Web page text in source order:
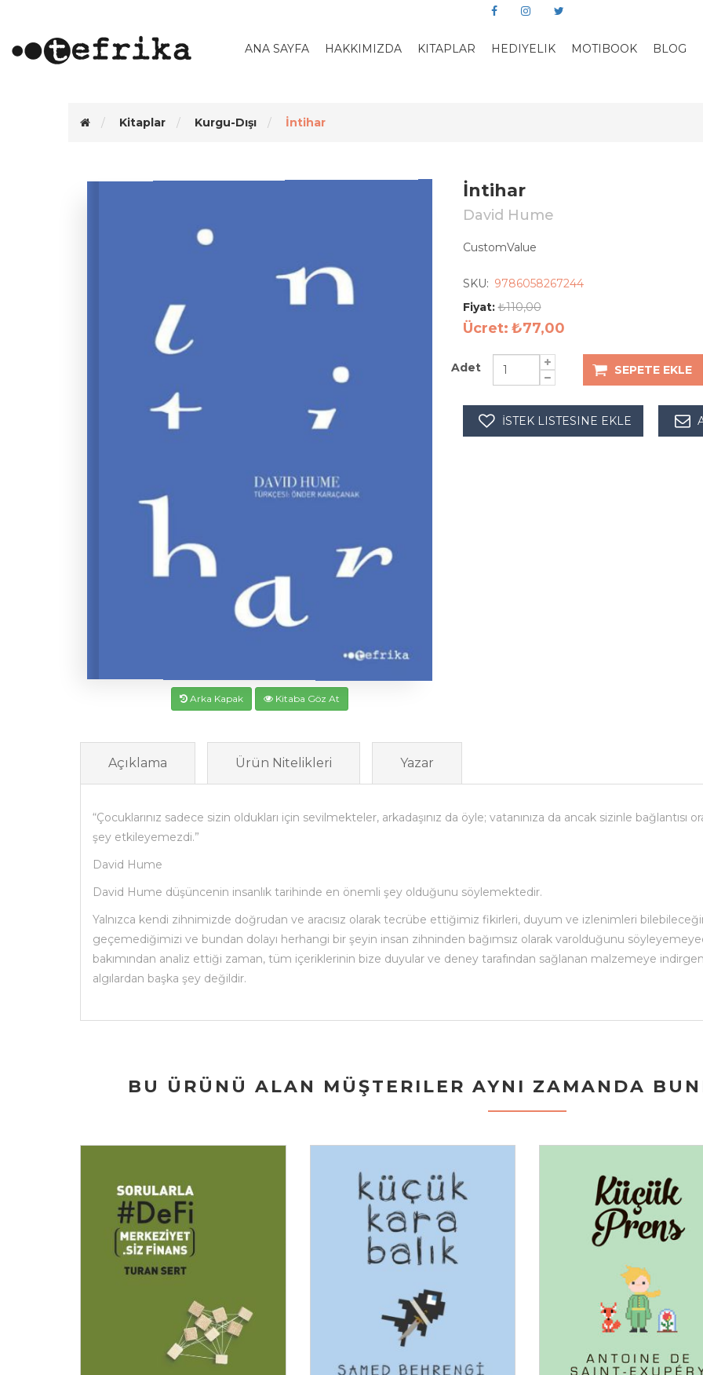
ANA SAYFA HAKKIMIZDA KITAPLAR HEDIYELIK MOTIBOOK BLOG
Kitaplar Kurgu-Dışı İntihar
Arka Kapak Kitaba Göz At
İntihar
David Hume
CustomValue
SKU: 9786058267244
Fiyat: ₺110,00
Ücret: ₺77,00
Adet SEPETE EKLE
İSTEK LISTESINE EKLE
Açıklama Ürün Nitelikleri Yazar
“Çocuklarınız sadece sizin oldukları için sevilmekteler, arkadaşınız da öyle; vatanınıza da ancak sizinle bağlantısı
şey etkileyemezdi.”
David Hume
David Hume düşüncenin insanlık tarihinde en önemli şey olduğunu söylemektedir.
Yalnızca kendi zihnimizde doğrudan ve aracısız olarak tecrübe ettiğimiz fikirleri, duyum ve izlenimleri
geçemediğimizi ve bundan dolayı herhangi bir şeyin insan zihninden bağımsız olarak varolduğunu
bakımından analiz ettiği zaman, tüm içeriklerinin bize duyular ve deney tarafından sağlanan malzemeye
algılardan başka şey değildir.
BU ÜRÜNÜ ALAN MÜŞTERILER AYNI ZAMANDA